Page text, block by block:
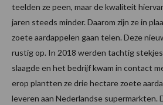
teelden ze peen, maar de kwaliteit
jaren steeds minder. Daarom zijn ze in
zoete aardappelen gaan telen. Deze
rustig op. In 2018 werden tachtig
slaagde en het bedrijf kwam in contact
erop plantten ze drie hectare zoete
leveren aan Nederlandse supermarkten.